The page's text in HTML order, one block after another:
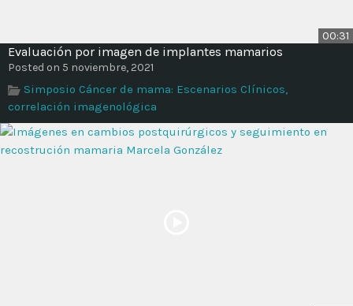
00:31
Evaluación por imagen de implantes mamarios
Posted on 5 noviembre, 2021
Simposio Cáncer de mama: Escenarios Clínicos,
correlación imagenológica